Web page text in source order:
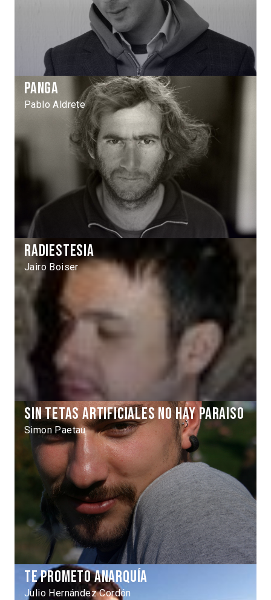
Panga
Pablo Aldrete
Radiestesia
Jairo Boiser
Sin tetas artificiales no hay paraiso
Simon Paetau
Te prometo anarquía
Julio Hernández Cordón